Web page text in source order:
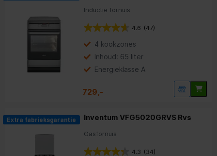
Inductie fornuis
4.6 (47)
4 kookzones
Inhoud: 65 liter
Energieklasse A
729,-
Extra fabrieksgarantie Inventum VFG5020GRVS Rvs
Gasfornuis
4.3 (34)